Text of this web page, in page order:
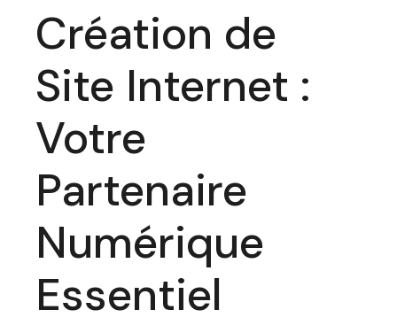
Création de
Site Internet :
Votre
Partenaire
Numérique
Essentiel